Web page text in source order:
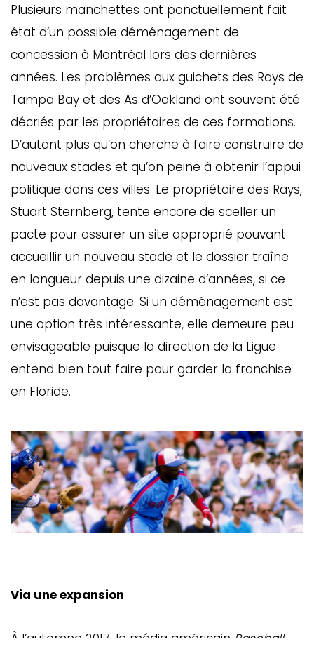
Plusieurs manchettes ont ponctuellement fait
état d’un possible déménagement de
concession à Montréal lors des dernières
années. Les problèmes aux guichets des Rays de
Tampa Bay et des As d’Oakland ont souvent été
décriés par les propriétaires de ces formations.
D’autant plus qu’on cherche à faire construire de
nouveaux stades et qu’on peine à obtenir l’appui
politique dans ces villes. Le propriétaire des Rays,
Stuart Sternberg, tente encore de sceller un
pacte pour assurer un site approprié pouvant
accueillir un nouveau stade et le dossier traîne
en longueur depuis une dizaine d’années, si ce
n’est pas davantage. Si un déménagement est
une option très intéressante, elle demeure peu
envisageable puisque la direction de la Ligue
entend bien tout faire pour garder la franchise
en Floride.
Via une expansion
À l’automne 2017, le média américain Baseball